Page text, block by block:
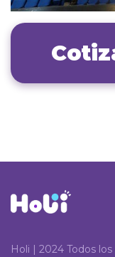
Holi | 2024 Todos